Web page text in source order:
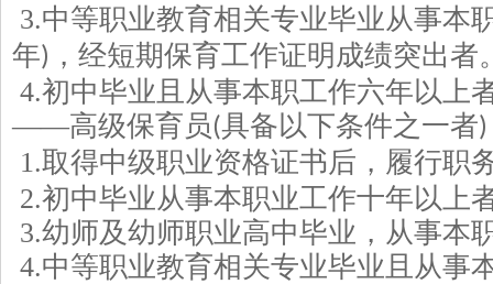
3.中等职业教育相关专业毕业从事本
年) ，经短期保育工作证明成绩突出者
4.初中毕业且从事本职工作六年以上
——高级保育员 (具备以下条件之一者)
1.取得中级职业资格证书后，履行职
2.初中毕业从事本职业工作十年以上
3.幼师及幼师职业高中毕业，从事本
4.中等职业教育相关专业毕业且从事